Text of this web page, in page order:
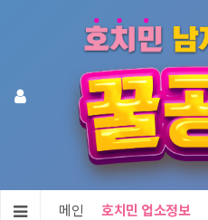
메인 호치민 업소정보